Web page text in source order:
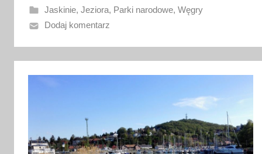
n
o
n
Jaskinie, Jeziora, Parki narodowe, Węgry
Dodaj komentarz